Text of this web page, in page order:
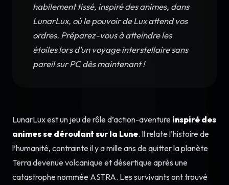
habilement tissé, inspiré des animes, dans
LunarLux, où le pouvoir de Lux attend vos
ordres. Préparez-vous à atteindre les
étoiles lors d’un voyage interstellaire sans
pareil sur PC dès maintenant !
LunarLux est un jeu de rôle d’action-aventure inspiré des
animes se déroulant sur la Lune. Il relate l’histoire de
l’humanité, contrainte il y a mille ans de quitter la planète
Terra devenue volcanique et désertique après une
catastrophe nommée ASTRA. Les survivants ont trouvé